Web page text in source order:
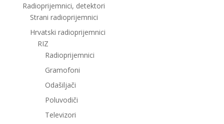
Radioprijemnici, detektori
Strani radioprijemnici
Hrvatski radioprijemnici
RIZ
Radioprijemnici
Gramofoni
Odašiljači
Poluvodiči
Televizori